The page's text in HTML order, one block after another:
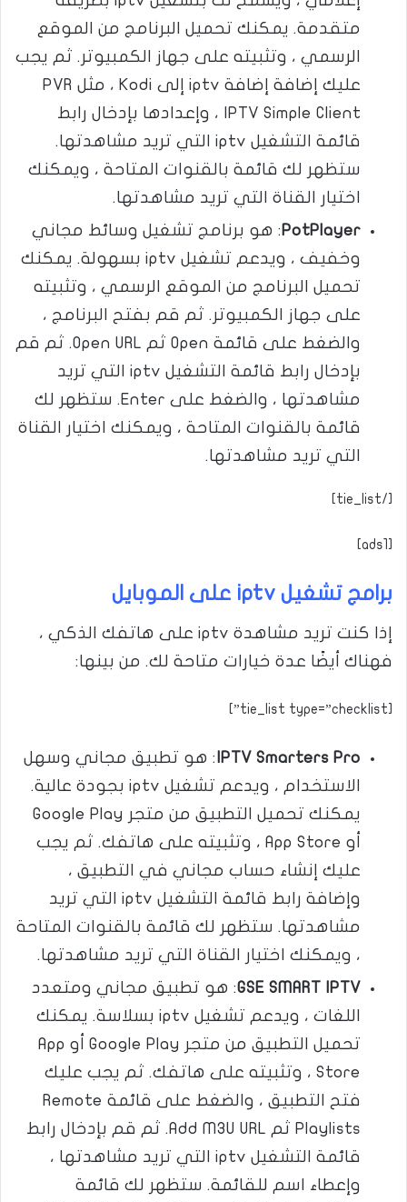
متقدمة. يمكنك تحميل البرنامج من الموقع
الرسمي ، وتثبيته على جهاز الكمبيوتر. ثم يجب
عليك إضافة إضافة iptv إلى Kodi ، مثل PVR
IPTV Simple Client ، وإعدادها بإدخال رابط
قائمة التشغيل iptv التي تريد مشاهدتها.
ستظهر لك قائمة بالقنوات المتاحة ، ويمكنك
اختيار القناة التي تريد مشاهدتها.
PotPlayer : هو برنامج تشغيل وسائط مجاني
وخفيف ، ويدعم تشغيل iptv بسهولة. يمكنك
تحميل البرنامج من الموقع الرسمي ، وتثبيته
على جهاز الكمبيوتر. ثم قم بفتح البرنامج ،
والضغط على قائمة Open ثم Open URL. ثم قم
بإدخال رابط قائمة التشغيل iptv التي تريد
مشاهدتها ، والضغط على Enter. ستظهر لك
قائمة بالقنوات المتاحة ، ويمكنك اختيار القناة
التي تريد مشاهدتها.
[/tie_list]
[ads1]
برامج تشغيل iptv على الموبايل
إذا كنت تريد مشاهدة iptv على هاتفك الذكي ،
فهناك أيضًا عدة خيارات متاحة لك. من بينها:
[tie_list type=”checklist”]
IPTV Smarters Pro: هو تطبيق مجاني وسهل
الاستخدام ، ويدعم تشغيل iptv بجودة عالية.
يمكنك تحميل التطبيق من متجر Google Play
أو App Store ، وتثبيته على هاتفك. ثم يجب
عليك إنشاء حساب مجاني في التطبيق ،
وإضافة رابط قائمة التشغيل iptv التي تريد
مشاهدتها. ستظهر لك قائمة بالقنوات المتاحة
، ويمكنك اختيار القناة التي تريد مشاهدتها.
GSE SMART IPTV: هو تطبيق مجاني ومتعدد
اللغات ، ويدعم تشغيل iptv بسلاسة. يمكنك
تحميل التطبيق من متجر Google Play أو App
Store ، وتثبيته على هاتفك. ثم يجب عليك
فتح التطبيق ، والضغط على قائمة Remote
Playlists ثم Add M3U URL. ثم قم بإدخال رابط
قائمة التشغيل iptv التي تريد مشاهدتها ،
وإعطاء اسم للقائمة. ستظهر لك قائمة